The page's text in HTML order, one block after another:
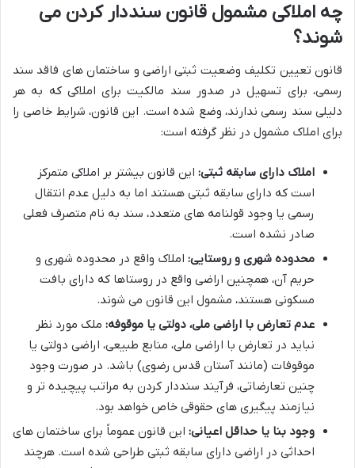
چه املاکی مشمول قانون سنددار کردن می
شوند؟
قانون تعیین تکلیف وضعیت ثبتی اراضی و ساختمان های فاقد سند
رسمی، برای تسهیل در صدور سند مالکیت برای املاکی که به هر
دلیلی سند رسمی ندارند، وضع شده است. این قانون، شرایط خاصی را
برای املاک مشمول در نظر گرفته است:
املاک دارای سابقه ثبتی: این قانون بیشتر بر املاکی متمرکز
است که دارای سابقه ثبتی هستند اما به دلیل عدم انتقال
رسمی یا وجود قولنامه های متعدد، سند به نام متصرف فعلی
صادر نشده است.
محدوده شهری و روستایی: املاک واقع در محدوده شهری و
حریم آن، همچنین اراضی واقع در روستاها که دارای بافت
مسکونی هستند، مشمول این قانون می شوند.
عدم تعارض با اراضی ملی، دولتی یا موقوفه: ملک مورد نظر
نباید در تعارض با اراضی ملی، منابع طبیعی، اراضی دولتی یا
موقوفات (مانند آستان قدس رضوی) باشد. در صورت وجود
چنین تعارضاتی، فرآیند سنددار کردن به مراتب پیچیده تر و
نیازمند پیگیری های حقوقی خاص خواهد بود.
وجود بنا یا حداقل اعیانی: این قانون عموماً برای ساختمان های
احداثی در اراضی دارای سابقه ثبتی طراحی شده است. هرچند